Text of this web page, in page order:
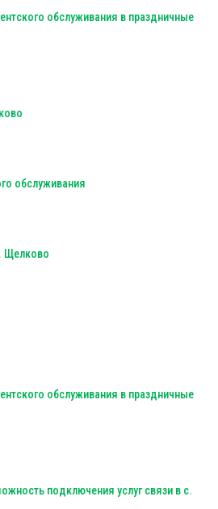
обслуживания в праздничные
обслуживания
Щелково
обслуживания в праздничные
подключения услуг связи в с.